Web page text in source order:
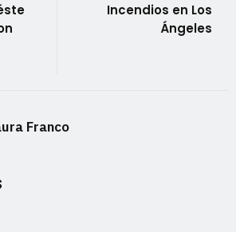
Incendios en Los
Ángeles
Franco